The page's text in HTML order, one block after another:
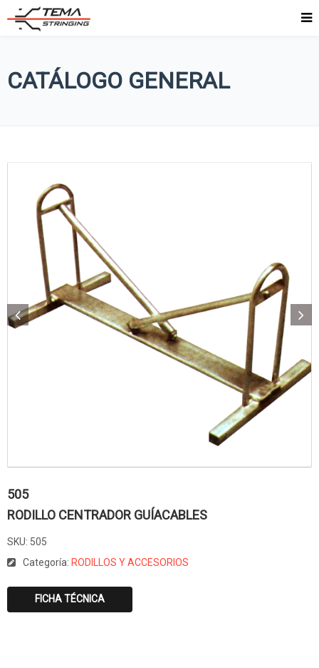
CATÁLOGO GENERAL
505
RODILLO CENTRADOR GUÍACABLES
SKU: 505
Categoría: RODILLOS Y ACCESORIOS
FICHA TÉCNICA